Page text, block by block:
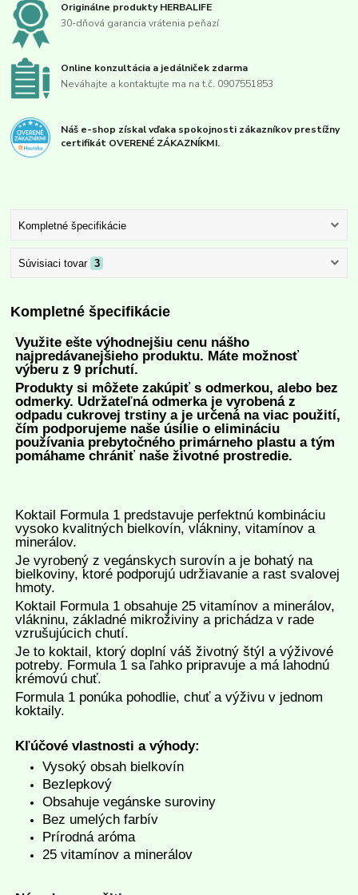
Originálne produkty HERBALIFE
30-dňová garancia vrátenia peňazí
Online konzultácia a jedálniček zdarma
Neváhajte a kontaktujte ma na t.č. 0907551853
Náš e-shop získal vďaka spokojnosti zákazníkov prestížny
certifikát OVERENÉ ZÁKAZNÍKMI.
Kompletné špecifikácie
Súvisiaci tovar 3
Kompletné špecifikácie
Využite ešte výhodnejšiu cenu nášho
najpredávanejšieho produktu. Máte možnosť
výberu z 9 príchutí.
Produkty si môžete zakúpiť s odmerkou, alebo bez
odmerky. Udržateľná odmerka je vyrobená z
odpadu cukrovej trstiny a je určená na viac použití,
čím podporujeme naše úsilie o elimináciu
používania prebytočného primárneho plastu a tým
pomáhame chrániť naše životné prostredie.
Koktail Formula 1 predstavuje perfektnú kombináciu
vysoko kvalitných bielkovín, vlákniny, vitamínov a
minerálov.
Je vyrobený z vegánskych surovín a je bohatý na
bielkoviny, ktoré podporujú udržiavanie a rast svalovej
hmoty.
Koktail Formula 1 obsahuje 25 vitamínov a minerálov,
vlákninu, základné mikroživiny a prichádza v rade
vzrušujúcich chutí.
Je to koktail, ktorý doplní váš životný štýl a výživové
potreby. Formula 1 sa ľahko pripravuje a má lahodnú
krémovú chuť.
Formula 1 ponúka pohodlie, chuť a výživu v jednom
koktaily.
Kľúčové vlastnosti a výhody:
Vysoký obsah bielkovín
Bezlepkový
Obsahuje vegánske suroviny
Bez umelých farbív
Prírodná aróma
25 vitamínov a minerálov